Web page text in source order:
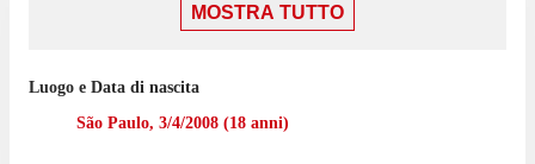
La gara casalinga contro il Bragantino, il 29 luglio, sarà la
Índio ha giocato 3 partite di Mineiro 1 nell'ultima stagione con
MOSTRA TUTTO
Luogo e Data di nascita
São Paulo, 3/4/2008 (18 anni)